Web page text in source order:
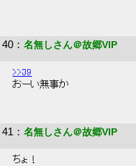
40 ： 名無しさん＠故郷VIP
>>39
おーい無事か
41 ： 名無しさん＠故郷VIP
ちょ！